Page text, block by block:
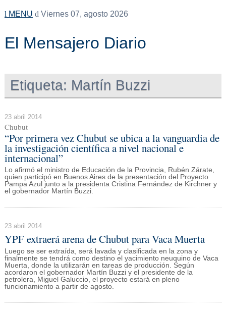
MENU Viernes 07, agosto 2026
El Mensajero Diario
Etiqueta: Martín Buzzi
23 abril 2014
Chubut
“Por primera vez Chubut se ubica a la vanguardia de
la investigación científica a nivel nacional e
internacional”
Lo afirmó el ministro de Educación de la Provincia, Rubén Zárate,
quien participó en Buenos Aires de la presentación del Proyecto
Pampa Azul junto a la presidenta Cristina Fernández de Kirchner y
el gobernador Martín Buzzi.
23 abril 2014
YPF extraerá arena de Chubut para Vaca Muerta
Luego se ser extraída, será lavada y clasificada en la zona y
finalmente se tendrá como destino el yacimiento neuquino de Vaca
Muerta, donde la utilizarán en tareas de producción. Según
acordaron el gobernador Martín Buzzi y el presidente de la
petrolera, Miguel Galuccio, el proyecto estará en pleno
funcionamiento a partir de agosto.